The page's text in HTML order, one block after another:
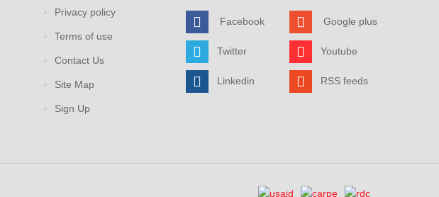
Privacy policy
Terms of use
Contact Us
Site Map
Sign Up
Facebook
Twitter
Linkedin
Google plus
Youtube
RSS feeds